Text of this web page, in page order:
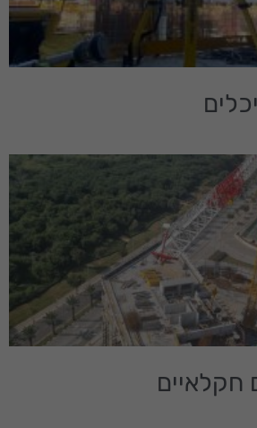
חקלאיים
שיתוף
תחומי
העניין
וההתנהגות
ההזדמנות
לראות תוכן
והצעות
מותאמות
אישית.